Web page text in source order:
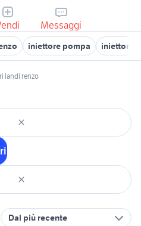
Messaggi
iniettore pompa iniettori
landi renzo
Dal più recente